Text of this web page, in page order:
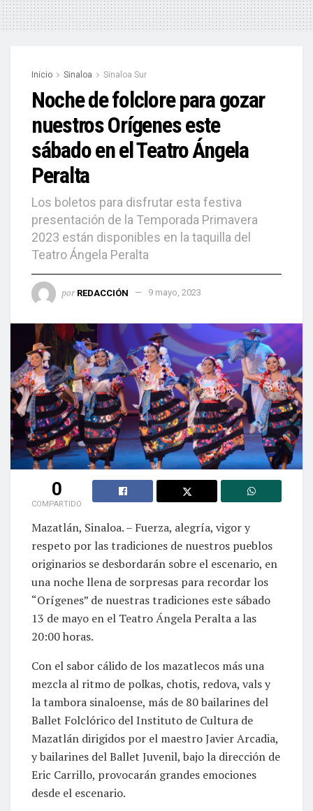
Inicio Sinaloa Sinaloa Sur
Noche de folclore para gozar
nuestros Orígenes este
sábado en el Teatro Ángela
Peralta
Los boletos para disfrutar esta festiva
presentación de la Temporada Primavera
2023 están disponibles en la taquilla del
Teatro Ángela Peralta
por REDACCIÓN 9 mayo, 2023
0
COMPARTIDO
Mazatlán, Sinaloa. – Fuerza, alegría, vigor y
respeto por las tradiciones de nuestros pueblos
originarios se desbordarán sobre el escenario, en
una noche llena de sorpresas para recordar los
“Orígenes” de nuestras tradiciones este sábado
13 de mayo en el Teatro Ángela Peralta a las
20:00 horas.
Con el sabor cálido de los mazatlecos más una
mezcla al ritmo de polkas, chotis, redova, vals y
la tambora sinaloense, más de 80 bailarines del
Ballet Folclórico del Instituto de Cultura de
Mazatlán dirigidos por el maestro Javier Arcadia,
y bailarines del Ballet Juvenil, bajo la dirección de
Eric Carrillo, provocarán grandes emociones
desde el escenario.